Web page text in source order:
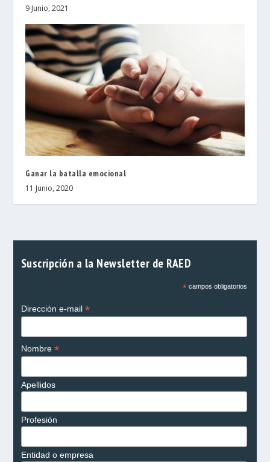
9 Junio, 2021
Ganar la batalla emocional
11 Junio, 2020
Suscripción a la Newsletter de RAED
*campos obligatorios
Dirección e-mail *
Nombre *
Apellidos
Profesión
Entidad o empresa